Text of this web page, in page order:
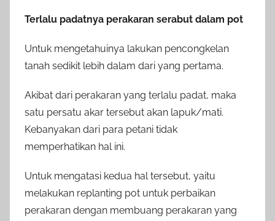
Terlalu padatnya perakaran serabut dalam pot
Untuk mengetahuinya lakukan pencongkelan
tanah sedikit lebih dalam dari yang pertama.
Akibat dari perakaran yang terlalu padat, maka
satu persatu akar tersebut akan lapuk/mati.
Kebanyakan dari para petani tidak
memperhatikan hal ini.
Untuk mengatasi kedua hal tersebut, yaitu
melakukan replanting pot untuk perbaikan
perakaran dengan membuang perakaran yang